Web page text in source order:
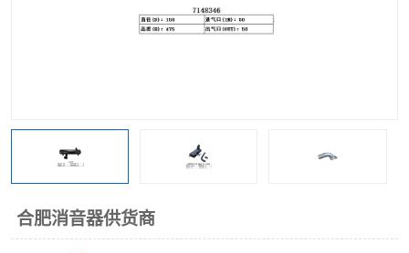
合肥消音器供货商